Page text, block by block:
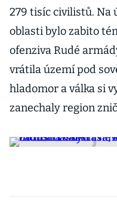
279 tisíc civilistů. Na
oblasti bylo zabito
ofenziva Rudé
vrátila území pod
hladomor a válka si
zanechaly region